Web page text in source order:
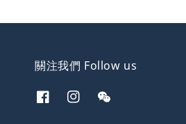
關注我們 Follow us